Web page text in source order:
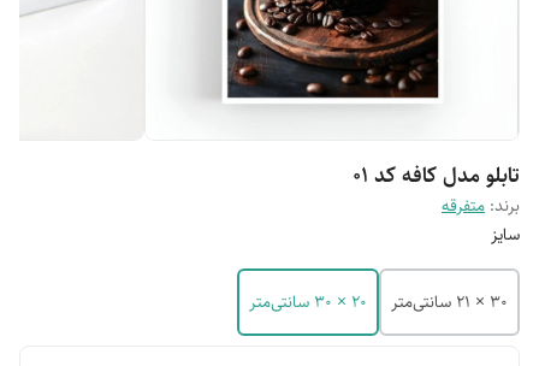
تابلو مدل کافه کد 01
برند: متفرقه
سایز
30 × 21 سانتی‌متر 20 × 30 سانتی‌متر